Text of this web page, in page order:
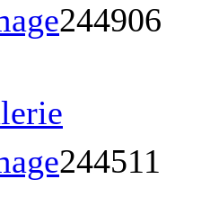
244906
244511